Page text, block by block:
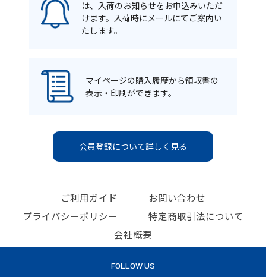
は、入荷のお知らせをお申込みいただ
けます。入荷時にメールにてご案内い
たします。
マイページの購入履歴から領収書の
表示・印刷ができます。
会員登録について詳しく見る
ご利用ガイド
お問い合わせ
プライバシーポリシー
特定商取引法について
会社概要
FOLLOW US